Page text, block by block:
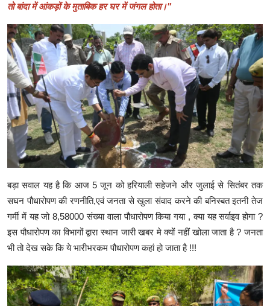
तो बांदा में आंकड़ों के मुताबिक हर घर में जंगल होता।"
बड़ा सवाल यह है कि आज 5 जून को हरियाली सहेजने और जुलाई से सितंबर तक
सघन पौधारोपण की रणनीति,एवं जनता से खुला संवाद करने की बनिस्बत इतनी तेज
गर्मी में यह जो 8,58000 संख्या वाला पौधारोपण किया गया , क्या यह सर्वाइव होगा ?
इस पौधारोपण का विभागों द्वारा स्थान जारी खबर मे क्यों नहीं खोला जाता है ? जनता
भी तो देख सके कि ये भारीभरकम पौधारोपण कहां हो जाता है !!!